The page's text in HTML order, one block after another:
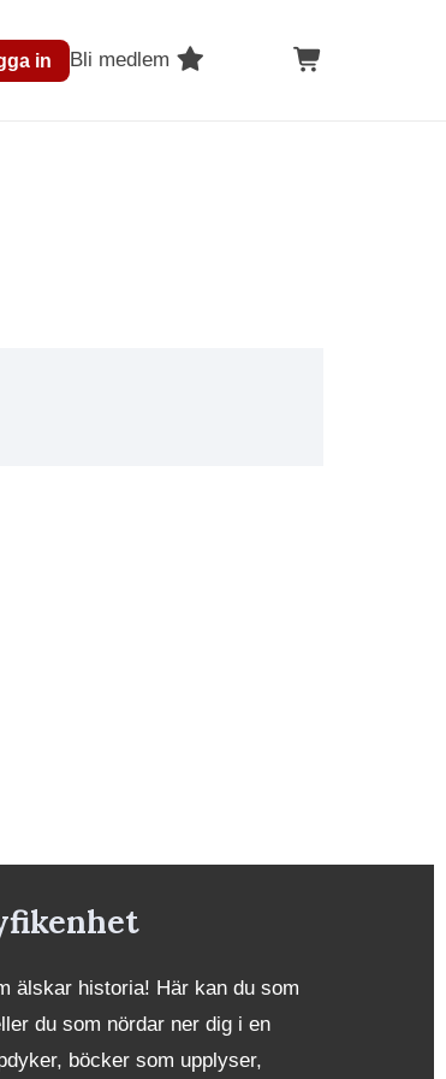
in Bli medlem
älskar historia! Här kan du som
du som nördar ner dig i en
böcker som upplyser,